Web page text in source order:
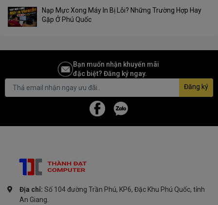
Bộ xử lý máy tính để bàn AMD Ryzen ™
độ x16) *
Bộ xử lý máy tính để bàn AMD Ryzen ™
5000 G-Series / 4000 G-Series
1 x khe cắm PCIe 3.0 x16 (hỗ trợ chế
độ x16) *
Bộ chip AMD B550
1 x khe cắm PCIe 3.0 x16 (hỗ trợ chế
* Hỗ trợ phân đôi PCIe cho RAID trên chức
** PCIEX16_2 sẽ chạy chế độ x2 khi sử
Nạp Mực Xong Máy In Bị Lỗi? Những Trường Hợp Hay
Gặp Ở Phú Quốc
Bạn muốn nhận khuyến mãi
đặc biệt? Đăng ký ngay.
Đăng ký
Địa chỉ: Số 104 đường Trần Phú, KP6, Đặc Khu Phú Quốc, tỉnh
An Giang.